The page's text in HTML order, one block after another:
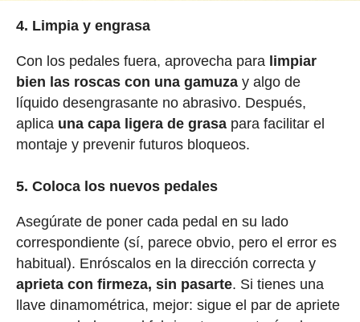
4. Limpia y engrasa
Con los pedales fuera, aprovecha para limpiar
bien las roscas con una gamuzay algo de
líquido desengrasante no abrasivo. Después,
aplica una capa ligera de grasapara facilitar el
montaje y prevenir futuros bloqueos.
5. Coloca los nuevos pedales
Asegúrate de poner cada pedal en su lado
correspondiente (sí, parece obvio, pero el error es
habitual). Enróscalos en la dirección correcta y
aprieta con firmeza, sin pasarte. Si tienes una
llave dinamométrica, mejor: sigue el par de apriete